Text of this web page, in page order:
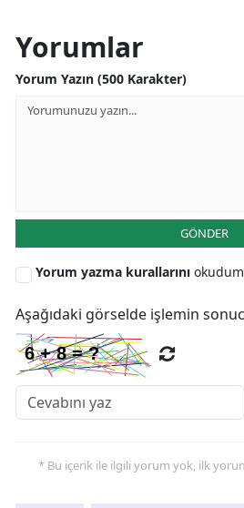
Yorumlar
Yorum Yazın (500 Karakter)
GÖNDER
Yorum yazma kurallarını
Aşağıdaki görselde işlemin
* Bu içerik ile ilgili yorum yok, ilk